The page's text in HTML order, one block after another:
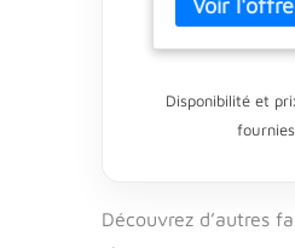
fauteuil
chien. Ce
chien est
hauteur, en
et confortable
Disponibilité et
Découvrez d’autres